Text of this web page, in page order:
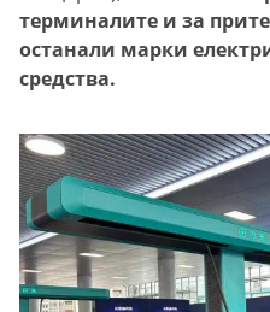
терминалите и за
останали марки
средства.